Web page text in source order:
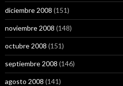
diciembre 2008 (151)
noviembre 2008 (148)
octubre 2008 (151)
septiembre 2008 (146)
agosto 2008 (141)